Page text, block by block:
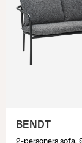
BENDT